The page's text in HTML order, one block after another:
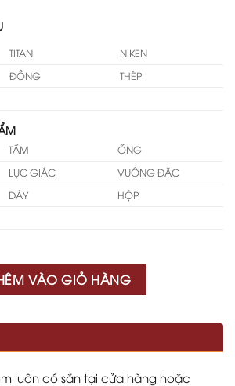
TITAN
NIKEN
ĐỒNG
THÉP
TẤM
ỐNG
LỤC GIÁC
VUÔNG ĐẶC
DÂY
HỘP
VÀO GIỎ HÀNG
luôn có sẵn tại cửa hàng hoặc